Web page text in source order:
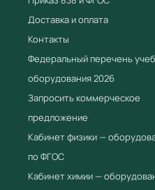
Доставка и оплата
Контакты
Федеральный перечень
оборудования 2026
Запросить коммерческое
предложение
Кабинет физики —
по ФГОС
Кабинет химии —